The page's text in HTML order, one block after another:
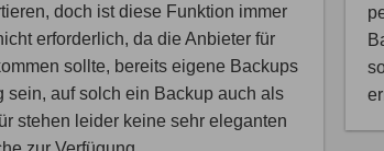
doch ist diese Funktion immer
erforderlich, da die Anbieter für
sollte, bereits eigene Backups
auf solch ein Backup auch als
stehen leider keine sehr eleganten